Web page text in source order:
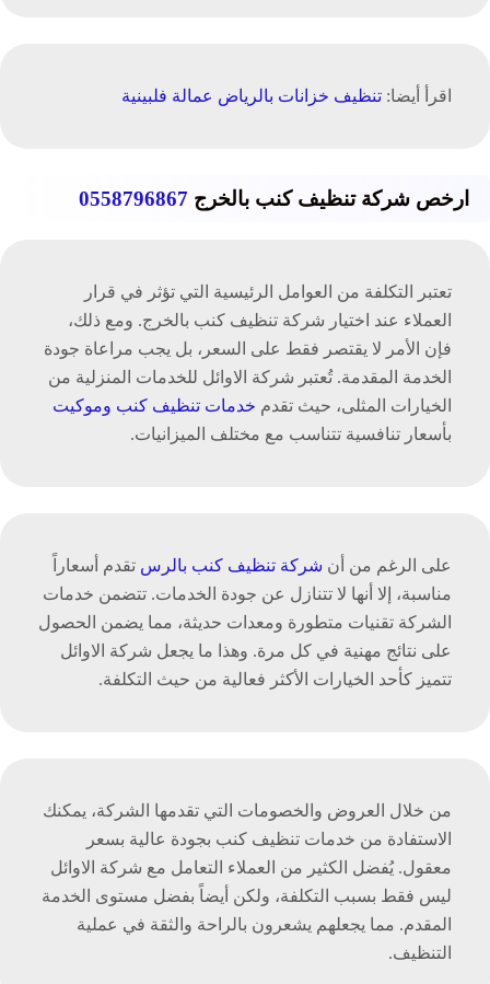
اقرأ أيضا: تنظيف خزانات بالرياض عمالة فلبينية
ارخص شركة تنظيف كنب بالخرج 0558796867
تعتبر التكلفة من العوامل الرئيسية التي تؤثر في قرار
العملاء عند اختيار شركة تنظيف كنب بالخرج. ومع ذلك،
فإن الأمر لا يقتصر فقط على السعر، بل يجب مراعاة جودة
الخدمة المقدمة. تُعتبر شركة الاوائل للخدمات المنزلية من
الخيارات المثلى، حيث تقدم خدمات تنظيف كنب وموكيت
بأسعار تنافسية تتناسب مع مختلف الميزانيات.
على الرغم من أن شركة تنظيف كنب بالرس تقدم أسعاراً
مناسبة، إلا أنها لا تتنازل عن جودة الخدمات. تتضمن خدمات
الشركة تقنيات متطورة ومعدات حديثة، مما يضمن الحصول
على نتائج مهنية في كل مرة. وهذا ما يجعل شركة الاوائل
تتميز كأحد الخيارات الأكثر فعالية من حيث التكلفة.
من خلال العروض والخصومات التي تقدمها الشركة، يمكنك
الاستفادة من خدمات تنظيف كنب بجودة عالية بسعر
معقول. يُفضل الكثير من العملاء التعامل مع شركة الاوائل
ليس فقط بسبب التكلفة، ولكن أيضاً بفضل مستوى الخدمة
المقدم. مما يجعلهم يشعرون بالراحة والثقة في عملية
التنظيف.